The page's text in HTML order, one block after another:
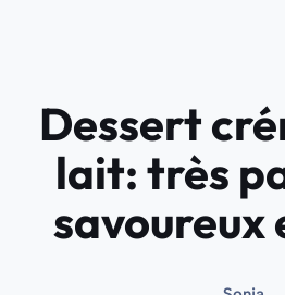
Dessert
lait: très
savoureux